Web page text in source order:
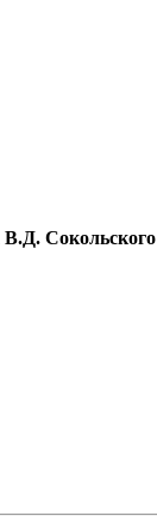
В.Д. Сокольского